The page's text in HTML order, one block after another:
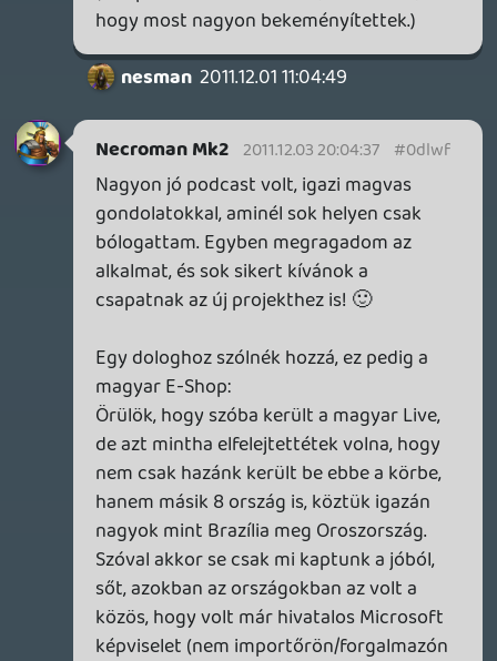
"A Sony pedig sunnyog a témában, hisz
mind az N mind az MS-nél sejthető hogy
egy megfizethető Konzollal rukkolnak elő,
a Sony eközben hallgat és Mordor
valamit."
hivatalosat, az ami napi rendszerességgel
megjelenik az oldalon az pletya amit én
találok ki, vagy a legjobb barátom, már mi
sem tudjuk melyikünk az érdemi szerző.
Úgyhogy kb. ennyi.
még mindíg nem bírjátok abbahagyni.
A mostani jéátékokről kellene beszélni,
nem a Metal Gear Solid 5-ről meg a
Ennyi erővel a jetiről is beszélhettek én
már azon sem lepődök meg.
2011.12.01 14:48:46
2011.12.02 23:54:02 #0dlw9
Köszönjük Timi, hogy figyelsz ránk.. 😃 már
tudjuk, van egy angyalunk aki vigyáz a
wiigadóra 😃